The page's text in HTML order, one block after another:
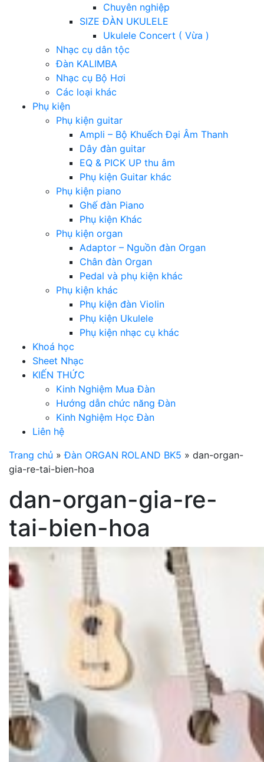
Chuyên nghiệp
SIZE ĐÀN UKULELE
Ukulele Concert ( Vừa )
Nhạc cụ dân tộc
Đàn KALIMBA
Nhạc cụ Bộ Hơi
Các loại khác
Phụ kiện
Phụ kiện guitar
Ampli – Bộ Khuếch Đại Âm Thanh
Dây đàn guitar
EQ & PICK UP thu âm
Phụ kiện Guitar khác
Phụ kiện piano
Ghế đàn Piano
Phụ kiện Khác
Phụ kiện organ
Adaptor – Nguồn đàn Organ
Chân đàn Organ
Pedal và phụ kiện khác
Phụ kiện khác
Phụ kiện đàn Violin
Phụ kiện Ukulele
Phụ kiện nhạc cụ khác
Khoá học
Sheet Nhạc
KIẾN THỨC
Kinh Nghiệm Mua Đàn
Hướng dẫn chức năng Đàn
Kinh Nghiệm Học Đàn
Liên hệ
Trang chủ »Đàn ORGAN ROLAND BK5 » dan-organ-
gia-re-tai-bien-hoa
dan-organ-gia-re-
tai-bien-hoa